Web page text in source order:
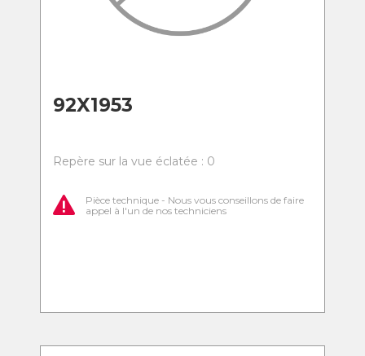
92X1953
Repère sur la vue éclatée : 0
Pièce technique - Nous vous conseillons de faire
appel à l'un de nos techniciens